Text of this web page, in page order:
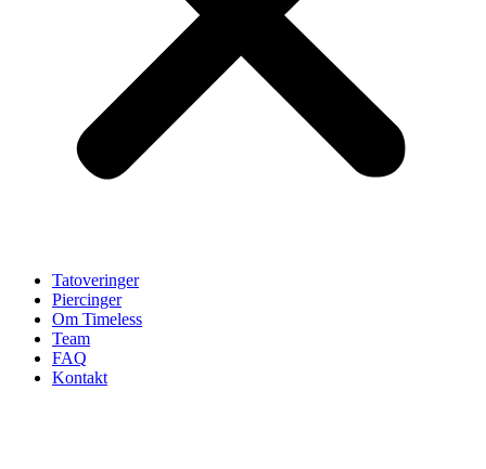
Tatoveringer
Piercinger
Om Timeless
Team
FAQ
Kontakt